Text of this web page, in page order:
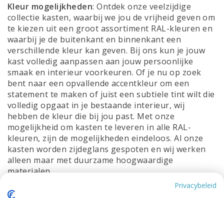
Kleur mogelijkheden: Ontdek onze veelzijdige
collectie kasten, waarbij we jou de vrijheid geven om
te kiezen uit een groot assortiment RAL-kleuren en
waarbij je de buitenkant en binnenkant een
verschillende kleur kan geven. Bij ons kun je jouw
kast volledig aanpassen aan jouw persoonlijke
smaak en interieur voorkeuren. Of je nu op zoek
bent naar een opvallende accentkleur om een
statement te maken of juist een subtiele tint wilt die
volledig opgaat in je bestaande interieur, wij
hebben de kleur die bij jou past. Met onze
mogelijkheid om kasten te leveren in alle RAL-
kleuren, zijn de mogelijkheden eindeloos. Al onze
kasten worden zijdeglans gespoten en wij werken
alleen maar met duurzame hoogwaardige
materialen.
Maatwerk:
We begrijpen dat elk huis uniek is en dat
Privacybeleid